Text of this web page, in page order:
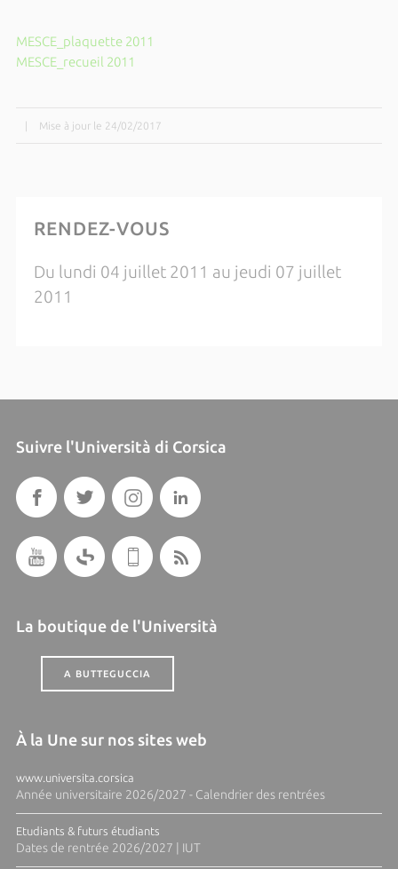
MESCE_plaquette 2011
MESCE_recueil 2011
Mise à jour le 24/02/2017
RENDEZ-VOUS
Du lundi 04 juillet 2011 au jeudi 07 juillet
2011
Suivre l'Università di Corsica
La boutique de l'Università
A BUTTEGUCCIA
À la Une sur nos sites web
www.universita.corsica
Année universitaire 2026/2027 - Calendrier des rentrées
Etudiants & futurs étudiants
Dates de rentrée 2026/2027 | IUT